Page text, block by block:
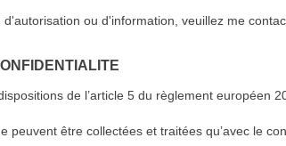
ou d'information, veuillez me
de l’article 5 du règlement européen
peuvent être collectées et traitées qu’avec le